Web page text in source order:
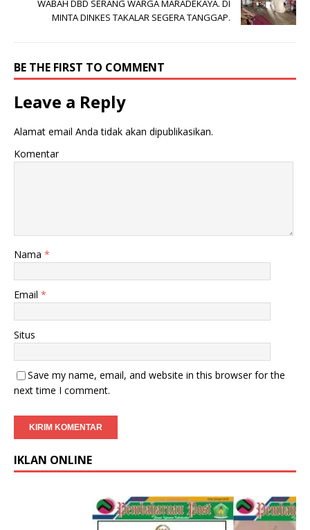
WABAH DBD SERANG WARGA MARADEKAYA. DI
MINTA DINKES TAKALAR SEGERA TANGGAP.
BE THE FIRST TO COMMENT
Leave a Reply
Alamat email Anda tidak akan dipublikasikan.
Komentar
Nama *
Email *
Situs
Save my name, email, and website in this browser for the
next time I comment.
IKLAN ONLINE